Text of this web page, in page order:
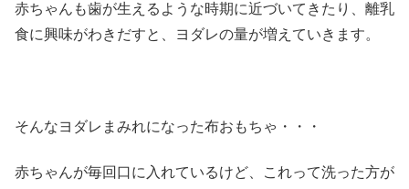
赤ちゃんも歯が生えるような時期に近づいてきたり、離乳
食に興味がわきだすと、ヨダレの量が増えていきます。
そんなヨダレまみれになった布おもちゃ・・・
赤ちゃんが毎回口に入れているけど、これって洗った方が